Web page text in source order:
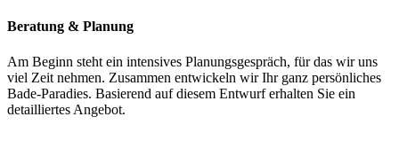
Beratung & Planung
Am Beginn steht ein intensives Planungsgespräch, für das wir uns
viel Zeit nehmen. Zusammen entwickeln wir Ihr ganz persönliches
Bade-Paradies. Basierend auf diesem Entwurf erhalten Sie ein
detailliertes Angebot.